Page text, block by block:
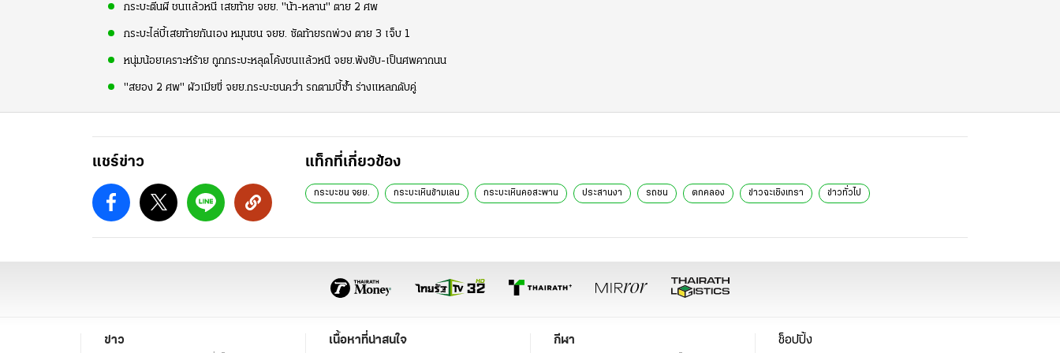
กระบะตีนผี ชนแล้วหนี เสยท้าย จยย. "น้า-หลาน" ตาย 2 ศพ
กระบะไล่บี้เสยท้ายกันเอง หมุนชน จยย. ซัดท้ายรถพ่วง ตาย 3 เจ็บ 1
หนุ่มน้อยเคราะห์ร้าย ถูกกระบะหลุดโค้งชนแล้วหนี จยย.พังยับ-เป็นศพคาถนน
"สยอง 2 ศพ" ผัวเมียขี่ จยย.กระบะชนคว่ำ รถตามบี้ซ้ำ ร่างแหลกดับคู่
แชร์ข่าว แท็กที่เกี่ยวข้อง
กระบะชน จยย. กระบะเหินข้ามเลน กระบะเหินคอสะพาน ประสานงา รถชน ตกคลอง ข่าวฉะเชิงเทรา ข่าวทั่วไป
ข่าว เนื้อหาที่น่าสนใจ กีฬา ช็อปปิ้ง